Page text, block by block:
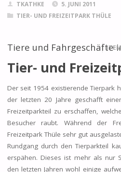
TKATHKE
5. JUNI 2011
TIER- UND FREIZEITPARK THÜLE
Tiere und Fahrgeschäfte
Tier- und
Der seit 1954 existierende Tierpark
der letzten 20 Jahre geschafft
Freizeitparkteil zu erschaffen,
Besucher raubt. Während der
Freizeitpark Thüle sehr gut
Rundgang durch den Tierparkteil
erspähen. Dieses ist mehr als nur
den letzten Jahren wohl einige